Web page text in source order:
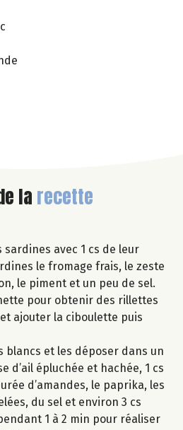
larecette
sardines avec 1 cs de leur
le fromage frais, le zeste
le piment et un peu de sel.
pour obtenir des rillettes
ajouter la ciboulette puis
blancs et les déposer dans un
d’ail épluchée et hachée, 1 cs
d’amandes, le paprika, les
du sel et environ 3 cs
1 à 2 min pour réaliser